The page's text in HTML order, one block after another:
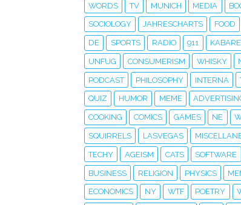
WORDS TV MUNICH MEDIA
SOCIOLOGY JAHRESCHARTS FOOD
DE SPORTS RADIO 911
UNFUG CONSUMERISM WHISKY
PODCAST PHILOSOPHY INTERNA
QUIZ HUMOR MEME
COOKING COMICS GAMES NE
SQUIRRELS LASVEGAS
TECHY AGEISM CATS SOFTWARE
BUSINESS RELIGION PHYSICS
ECONOMICS NY WTF POETRY